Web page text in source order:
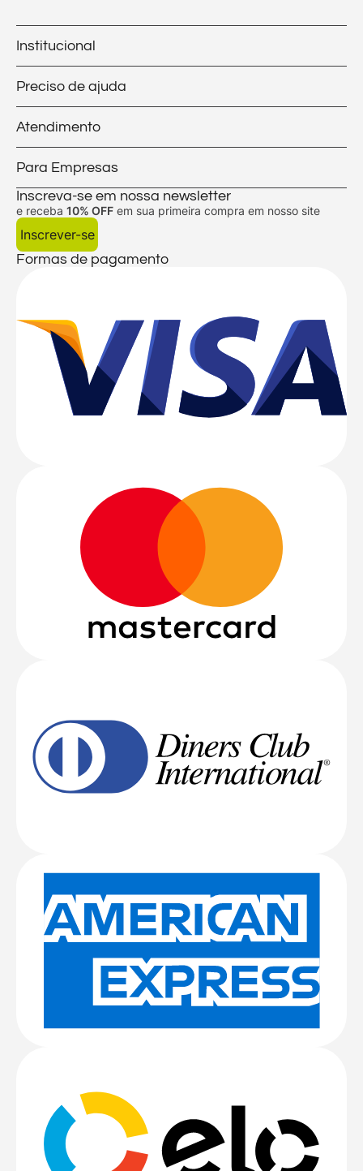
Institucional
Preciso de ajuda
Atendimento
Para Empresas
Inscreva-se em nossa newsletter
e receba 10% OFF em sua primeira compra em nosso site
Inscrever-se
Formas de pagamento